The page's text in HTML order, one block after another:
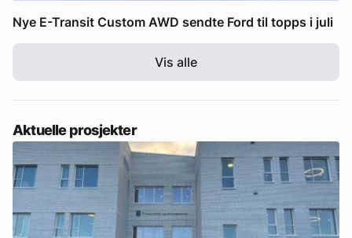
Nye E-Transit Custom AWD sendte Ford til topps i juli
Vis alle
Aktuelle prosjekter